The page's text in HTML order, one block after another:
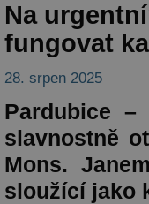
Na
fungovat
28. srpen 2025
Pardubice –
slavnostně
Mons.
sloužící jako